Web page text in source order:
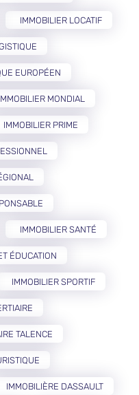
IMMOBILIER LOCATIF
EUROPÉEN
MONDIAL
IMMOBILIER PRIME
IMMOBILIER SANTÉ
ÉDUCATION
IMMOBILIER SPORTIF
TALENCE
IMMOBILIÈRE DASSAULT